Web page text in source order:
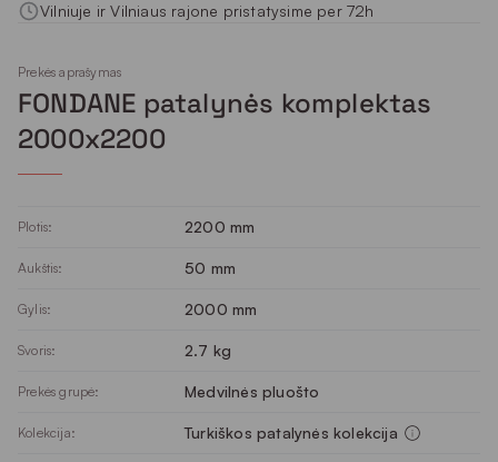
Vilniuje ir Vilniaus rajone pristatysime per 72h
Prekės aprašymas
FONDANE patalynės komplektas
2000x2200
Plotis: 2200 mm
Aukštis: 50 mm
Gylis: 2000 mm
Svoris: 2.7 kg
Prekės grupė: Medvilnės pluošto
Kolekcija: Turkiškos patalynės kolekcija